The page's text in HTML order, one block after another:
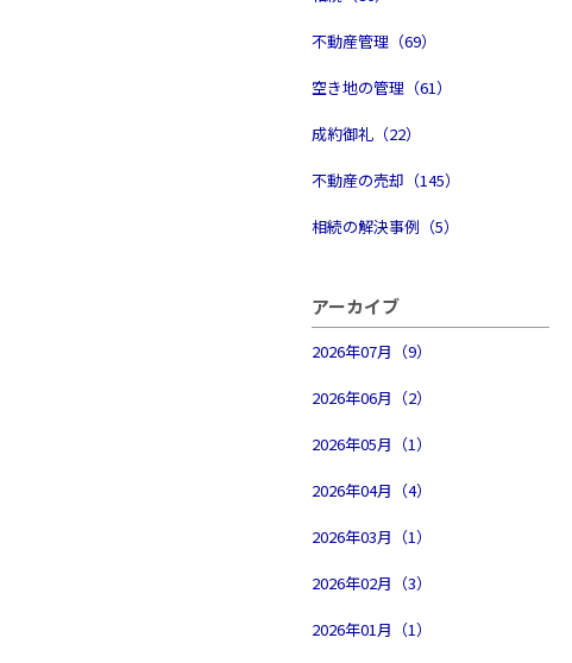
不動産管理（69）
空き地の管理（61）
成約御礼（22）
不動産の売却（145）
相続の解決事例（5）
アーカイブ
2026年07月（9）
2026年06月（2）
2026年05月（1）
2026年04月（4）
2026年03月（1）
2026年02月（3）
2026年01月（1）